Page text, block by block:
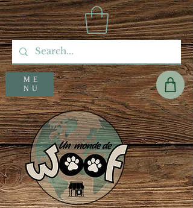
ME
NU